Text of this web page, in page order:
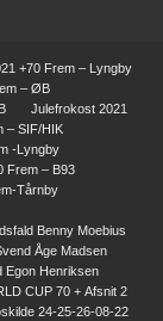
+70 Frem – Lyngby
– ØB
Julefrokost 2021
– SIF/HIK
-Lyngby
Frem – B93
Tårnby
Benny Moebius
Åge Madsen
Egon Henriksen
CUP 70 + Afsnit 2
24-25-26-08-22